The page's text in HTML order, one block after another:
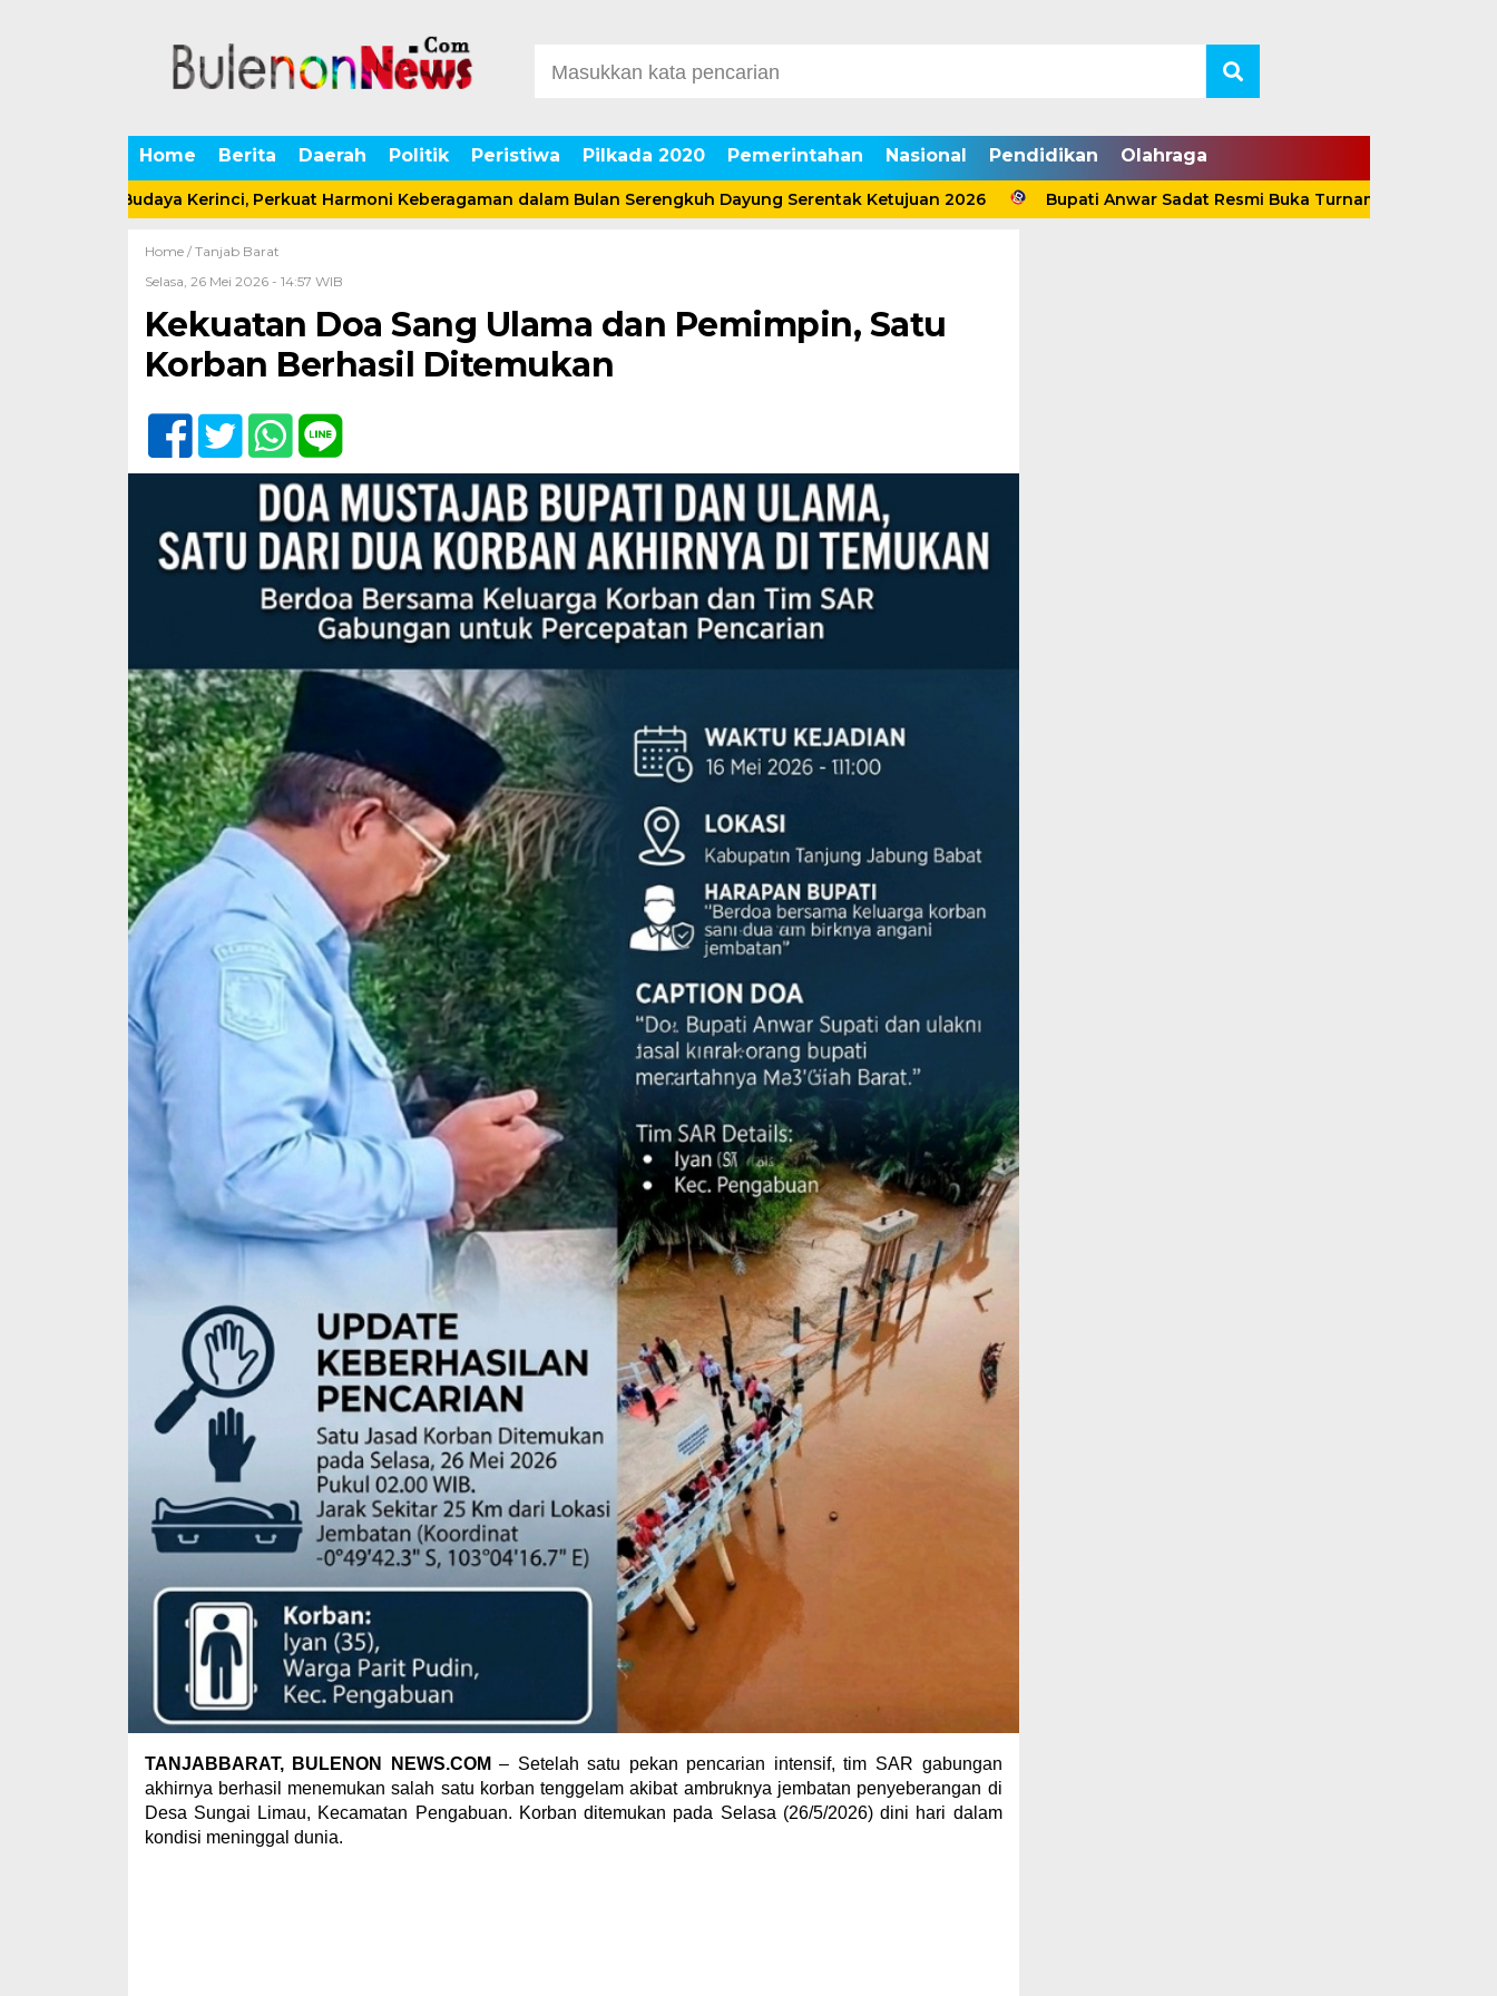
Home Berita Daerah Politik Peristiwa Pilkada 2020 Pemerintahan Nasional Pendidikan Olahraga
Budaya Kerinci, Perkuat Harmoni Keberagaman dalam Bulan Serengkuh Dayung Serentak Ketujuan 2026 Bupati Anwar Sadat Resmi Buka Turnamen Voli Antar-Klub
Home / Tanjab Barat
Selasa, 26 Mei 2026 - 14:57 WIB
Kekuatan Doa Sang Ulama dan Pemimpin, Satu
Korban Berhasil Ditemukan
TANJABBARAT, BULENON NEWS.COM– Setelah satu pekan pencarian intensif, tim SAR gabungan
akhirnya berhasil menemukan salah satu korban tenggelam akibat ambruknya jembatan penyeberangan di
Desa Sungai Limau, Kecamatan Pengabuan. Korban ditemukan pada Selasa (26/5/2026) dini hari dalam
kondisi meninggal dunia.